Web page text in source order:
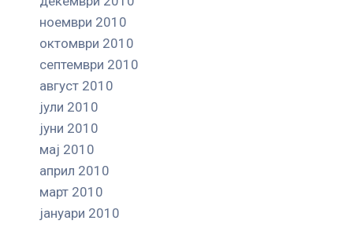
ноември 2010
октомври 2010
септември 2010
август 2010
јули 2010
јуни 2010
мај 2010
април 2010
март 2010
јануари 2010